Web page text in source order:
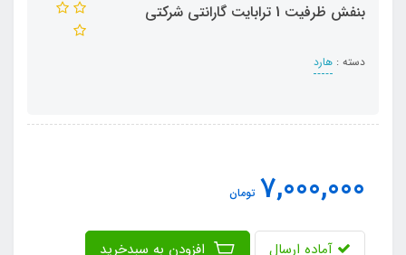
بنفش ظرفیت 1 ترابایت گارانتی شرکتی
دسته : هارد
7,000,000 تومان
آماده ارسال